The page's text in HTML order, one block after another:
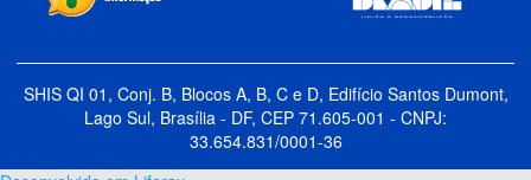
SHIS QI 01, Conj. B, Blocos A, B, C e D, Edifício Santos Dumont,
Lago Sul, Brasília - DF, CEP 71.605-001 - CNPJ:
33.654.831/0001-36